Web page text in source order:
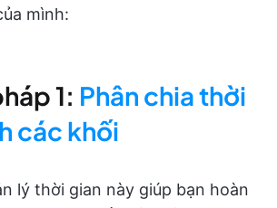
mình:
1: Phân chia thời
các khối
lý thời gian này giúp bạn hoàn